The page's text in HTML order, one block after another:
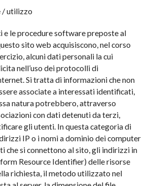
fuse e tornite
/ utilizzo
e le procedure software preposte al
sito web acquisiscono, nel corso
alcuni dati personali la cui
nell’uso dei protocolli di
Si tratta di informazioni che non
associate a interessati identificati,
natura potrebbero, attraverso
con dati detenuti da terzi,
gli utenti. In questa categoria di
IP o i nomi a dominio dei computer
che si connettono al sito, gli indirizzi in
Resource Identifier) delle risorse
richiesta, il metodo utilizzato nel